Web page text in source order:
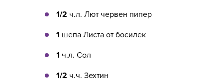
1/2 ч.л. Лют червен пипер
1 шепа Листа от босилек
1 ч.л. Сол
1/2 ч.ч. Зехтин